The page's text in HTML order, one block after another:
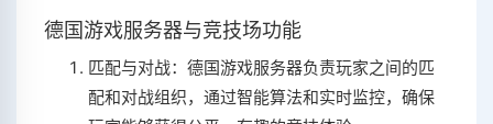
德国游戏服务器与竞技场功能
匹配与对战：德国游戏服务器负责玩家之间的匹
配和对战组织，通过智能算法和实时监控，确保